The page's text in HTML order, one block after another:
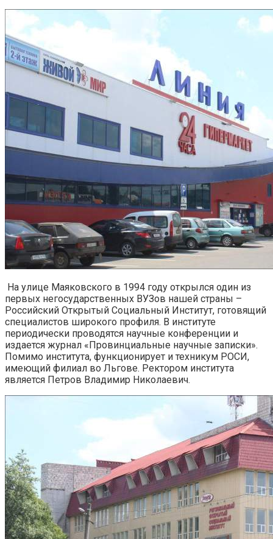
На улице Маяковского в 1994 году открылся один из
первых негосударственных ВУЗов нашей страны –
Российский Открытый Социальный Институт, готовящий
специалистов широкого профиля. В институте
периодически проводятся научные конференции и
издается журнал «Провинциальные научные записки».
Помимо института, функционирует и техникум РОСИ,
имеющий филиал во Льгове. Ректором института
является Петров Владимир Николаевич.